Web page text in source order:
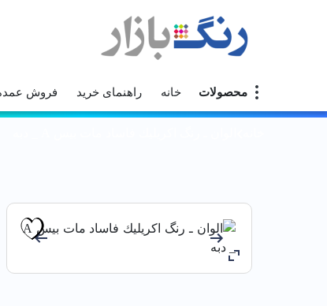
محصولات خانه راهنمای خرید فروش